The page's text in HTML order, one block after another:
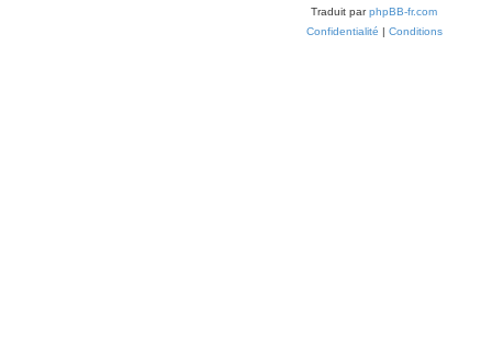
Traduit parphpBB-fr.com
Confidentialité | Conditions